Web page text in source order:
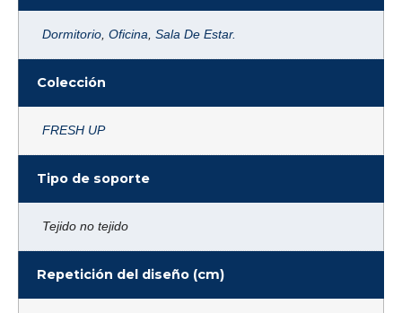
Dormitorio Oficina Sala De Estar.
Colección
FRESH UP
Tipo de soporte
Tejido no tejido
Repetición del diseño (cm)